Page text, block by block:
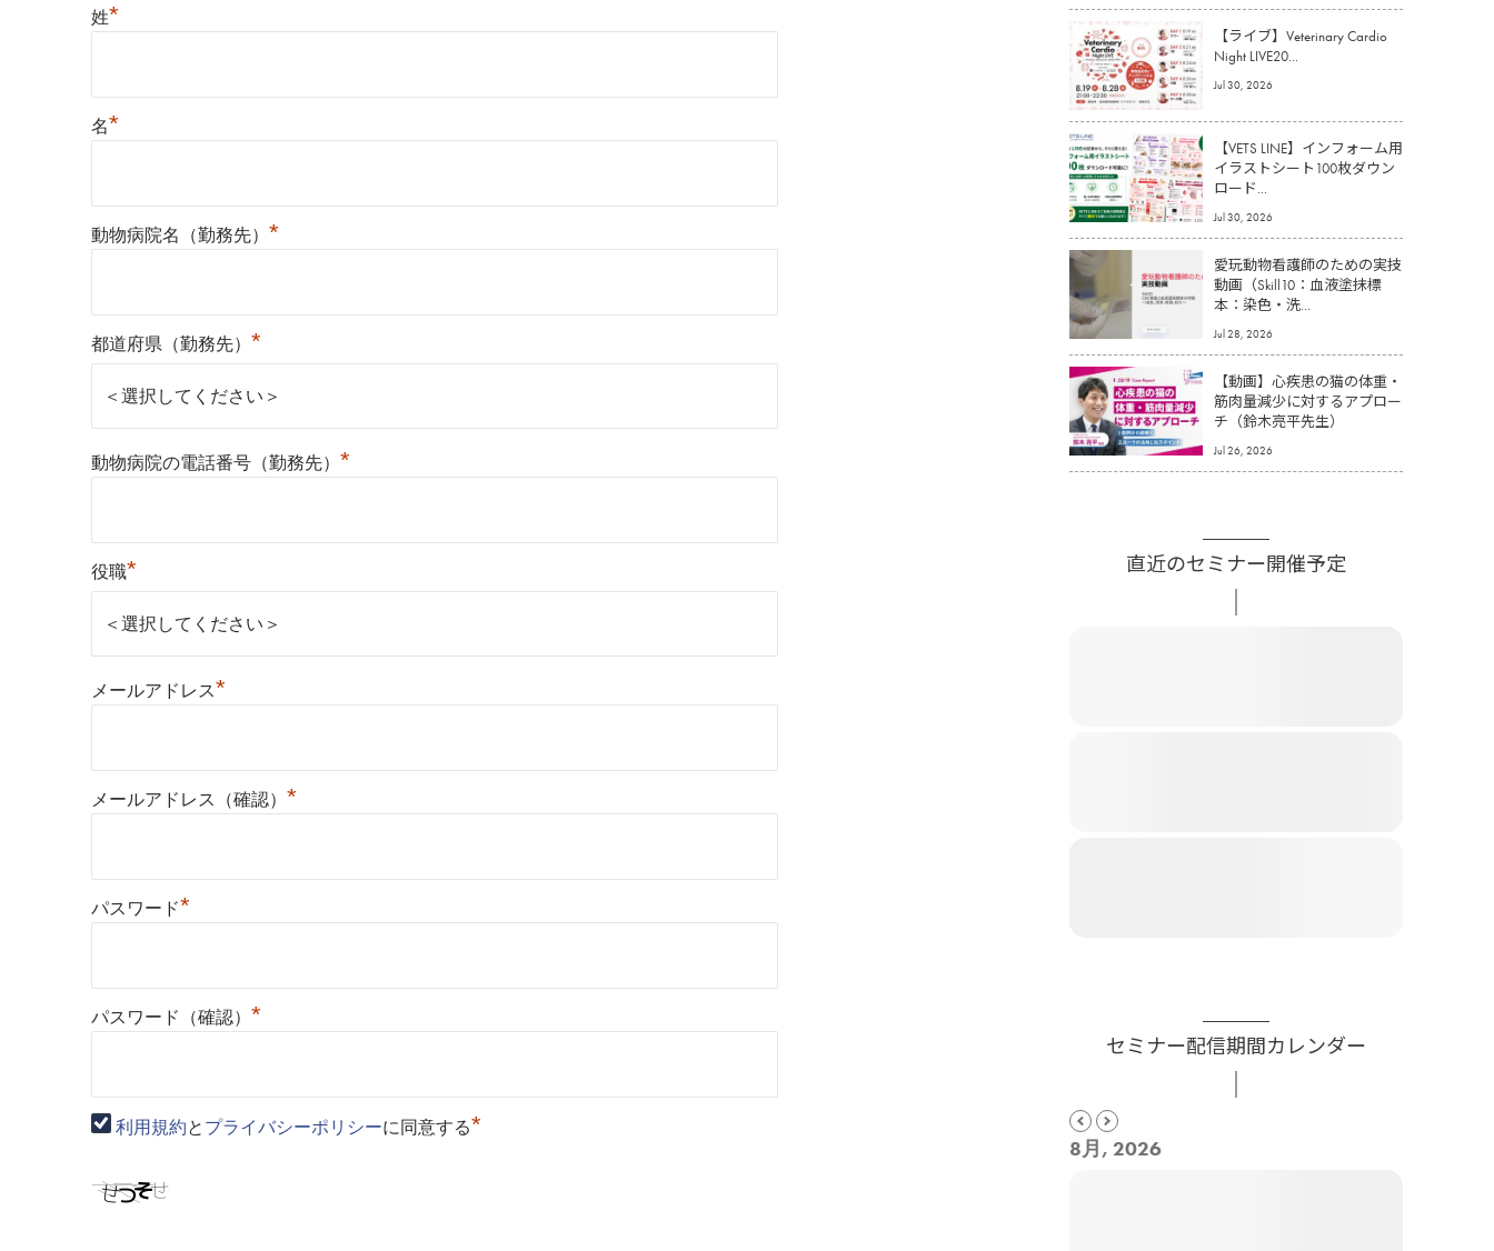
姓*
名*
動物病院名（勤務先） *
都道府県（勤務先） *
動物病院の電話番号（勤務先） *
役職*
メールアドレス*
メールアドレス（確認） *
パスワード*
パスワード（確認） *
利用規約と プライバシーポリシーに同意する*
【ライブ】Veterinary Cardio
Night LIVE20...
Jul 30, 2026
【VETS LINE】インフォーム用
イラストシート100枚ダウン
ロード...
Jul 30, 2026
愛玩動物看護師のための実技
動画（Skill10：血液塗抹標
本：染色・洗...
Jul 28, 2026
【動画】心疾患の猫の体重・
筋肉量減少に対するアプロー
チ（鈴木亮平先生）
Jul 26, 2026
直近のセミナー開催予定
セミナー配信期間カレンダー
8月, 2026